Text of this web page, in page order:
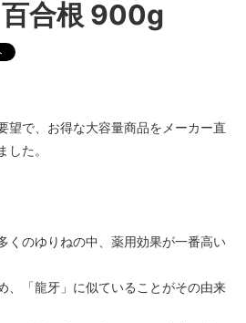
合根 900g
望で、お得な大容量商品をメーカー直
た。
くのゆりねの中、薬用効果が一番高い
、「龍牙」に似ていることがその由来